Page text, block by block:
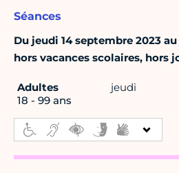
Séances
Du jeudi 14 septembre 2023
hors vacances scolaires, hors
Adultes
18 - 99 ans
jeudi